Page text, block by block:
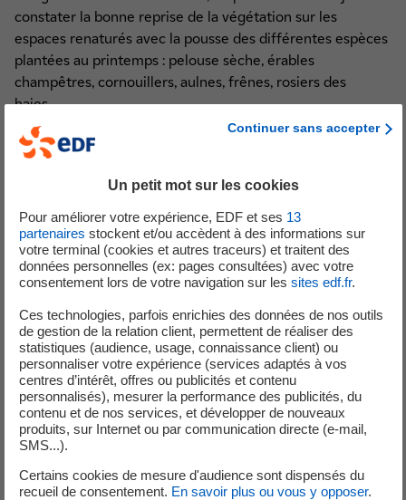
constater la bonne reprise de la végétation sur les
espaces renaturés avec la pousse des différentes espèces
plantées au printemps : pelouse sèche, érables
champêtres, cornouillers, aulnes, frênes, rosiers des
haies.
Pour aider les poissons à remonter la Romanche, une «
rampe » en enrochements a été installée à l’emplacement
démarré sur la prise d’eau et le seuil de l’Infernet (chantier
1). Sur le pont de la Véna, les engins œuvrent déjà, dans la
rivière, au retrait des équipements métalliques
(passerelles, dégrilleurs, vannes...) qui seront ensuite
acheminés en filière de recyclage. Les murs en pierres
maçonnées seront déconstruits d’ici les prochaines
semaines. Le remblaiement suivra et sera effectué avec
les pierres issues de la déconstruction.
novembre 2022 ici
Continuer sans accepter
Un petit mot sur les cookies
Pour améliorer votre expérience, EDF et ses 13
partenaires stockent et/ou accèdent à des informations sur
votre terminal (cookies et autres traceurs) et traitent des
données personnelles (ex: pages consultées) avec votre
consentement lors de votre navigation sur les sites edf.fr.
Ces technologies, parfois enrichies des données de nos outils
de gestion de la relation client, permettent de réaliser des
statistiques (audience, usage, connaissance client) ou
personnaliser votre expérience (services adaptés à vos
centres d’intérêt, offres ou publicités et contenu
personnalisés), mesurer la performance des publicités, du
contenu et de nos services, et développer de nouveaux
produits, sur Internet ou par communication directe (e-mail,
SMS...).
Certains cookies de mesure d'audience sont dispensés du
recueil de consentement. En savoir plus ou vous y opposer.